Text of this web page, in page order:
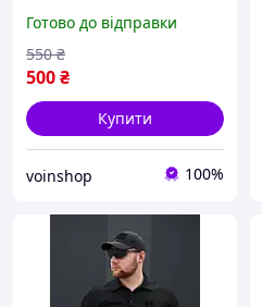
Готово до відправки
500₴
550 ₴
Купити
voinshop 100%